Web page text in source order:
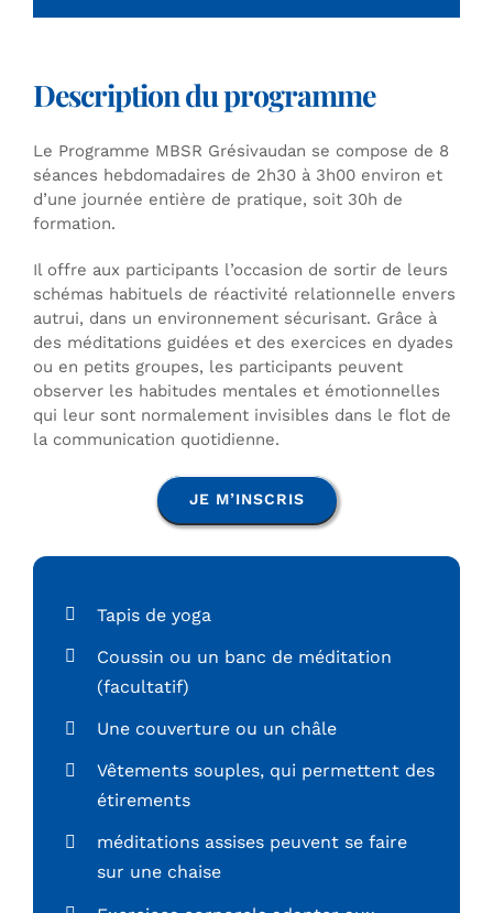
Description du programme
Le Programme MBSR Grésivaudan se compose de 8
séances hebdomadaires de 2h30 à 3h00 environ et
d’une journée entière de pratique, soit 30h de
formation.
Il offre aux participants l’occasion de sortir de leurs
schémas habituels de réactivité relationnelle envers
autrui, dans un environnement sécurisant. Grâce à
des méditations guidées et des exercices en dyades
ou en petits groupes, les participants peuvent
observer les habitudes mentales et émotionnelles
qui leur sont normalement invisibles dans le flot de
la communication quotidienne.
JE M’INSCRIS
Tapis de yoga
Coussin ou un banc de méditation
(facultatif)
Une couverture ou un châle
Vêtements souples, qui permettent des
étirements
méditations assises peuvent se faire
sur une chaise